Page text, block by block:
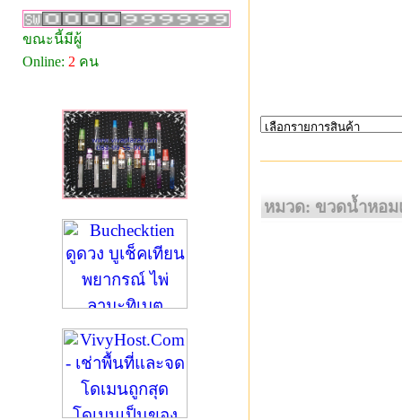
ขณะนี้มีผู้
Online: 2 คน
หมวด: ขวดน้ำหอ